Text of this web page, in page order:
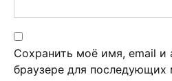
Сохранить моё имя, email и
браузере для последующих